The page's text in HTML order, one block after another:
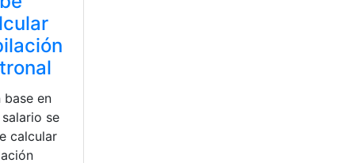
base en
se
calcular